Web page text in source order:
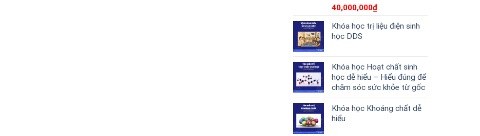
40,000,000₫
Khóa học trị liệu điện sinh
học DDS
Khóa học Hoạt chất sinh
học dễ hiểu – Hiểu đúng để
chăm sóc sức khỏe từ gốc
Khóa học Khoáng chất dễ
hiểu